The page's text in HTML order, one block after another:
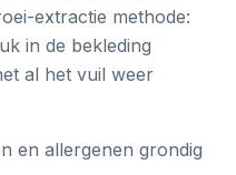
extractie methode:
in de bekleding
al het vuil weer
en allergenen grondig